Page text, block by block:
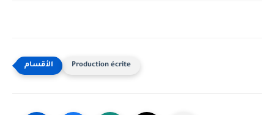
Production écrite